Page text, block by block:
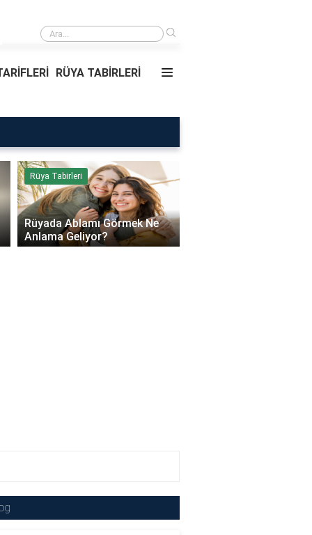
Daire Kapısı Seçimi 2026: Güvenlik, Yalıtım ve Dayanıklılık Tavsiyeleri
RÜYA TABİRLERİ
Rüya Tabirleri
Rüyada Ablamı Görmek Ne
Anlama Geliyor?